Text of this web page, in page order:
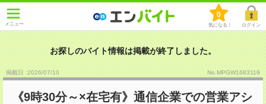
メニュー
0
気になる！ ログイン
お探しのバイト情報は掲載が終了しました。
掲載日 :2026/07/10 No.MPGW1683119
《9時30分～×在宅有》通信企業での営業アシ